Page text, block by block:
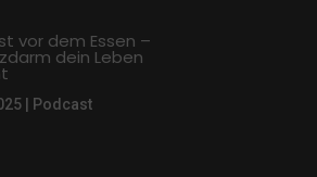
vor dem Essen –
dein Leben
Podcast